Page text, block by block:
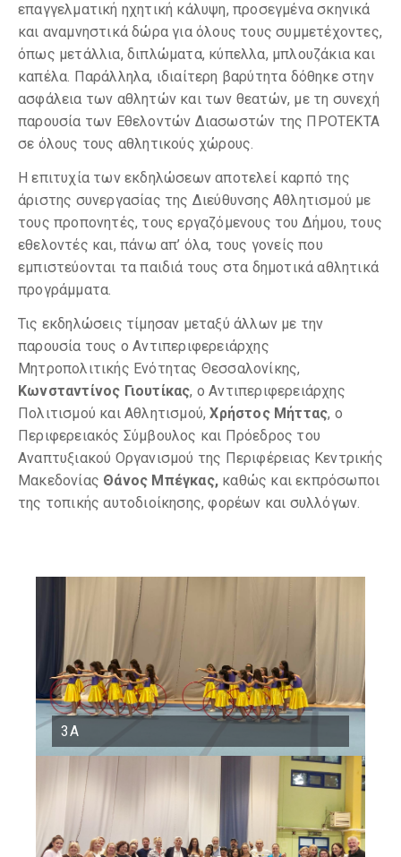
επαγγελματική ηχητική κάλυψη, προσεγμένα σκηνικά
και αναμνηστικά δώρα για όλους τους συμμετέχοντες,
όπως μετάλλια, διπλώματα, κύπελλα, μπλουζάκια και
καπέλα. Παράλληλα, ιδιαίτερη βαρύτητα δόθηκε στην
ασφάλεια των αθλητών και των θεατών, με τη συνεχή
παρουσία των Εθελοντών Διασωστών της ΠΡΟΤΕΚΤΑ
σε όλους τους αθλητικούς χώρους.
Η επιτυχία των εκδηλώσεων αποτελεί καρπό της
άριστης συνεργασίας της Διεύθυνσης Αθλητισμού με
τους προπονητές, τους εργαζόμενους του Δήμου, τους
εθελοντές και, πάνω απ’ όλα, τους γονείς που
εμπιστεύονται τα παιδιά τους στα δημοτικά αθλητικά
προγράμματα.
Τις εκδηλώσεις τίμησαν μεταξύ άλλων με την
παρουσία τους ο Αντιπεριφερειάρχης
Μητροπολιτικής Ενότητας Θεσσαλονίκης,
Κωνσταντίνος Γιουτίκας, ο Αντιπεριφερειάρχης
Πολιτισμού και Αθλητισμού,Χρήστος Μήττας, ο
Περιφερειακός Σύμβουλος και Πρόεδρος του
Αναπτυξιακού Οργανισμού της Περιφέρειας Κεντρικής
Μακεδονίας Θάνος Μπέγκας, καθώς και εκπρόσωποι
της τοπικής αυτοδιοίκησης, φορέων και συλλόγων.
3Α